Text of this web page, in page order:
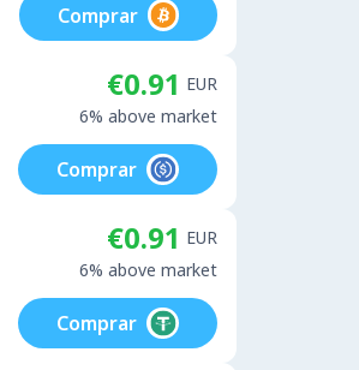
Comprar
€0.91 EUR
6% above market
Comprar
€0.91 EUR
6% above market
Comprar